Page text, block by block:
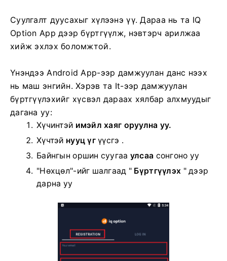
Суулгалт дуусахыг хүлээнэ үү. Дараа нь та IQ
Option App дээр бүртгүүлж, нэвтэрч арилжаа
хийж эхлэх боломжтой.
Үнэндээ Android App-ээр дамжуулан данс нээх
нь маш энгийн. Хэрэв та It-ээр дамжуулан
бүртгүүлэхийг хүсвэл дараах хялбар алхмуудыг
дагана уу:
Хүчинтэй имэйл хаяг оруулна уу.
Хүчтэй нууц үгүүсгэ .
Байнгын оршин суугаа улсаа сонгоно уу
"Нөхцөл"-ийг шалгаад " Бүртгүүлэх " дээр
дарна уу